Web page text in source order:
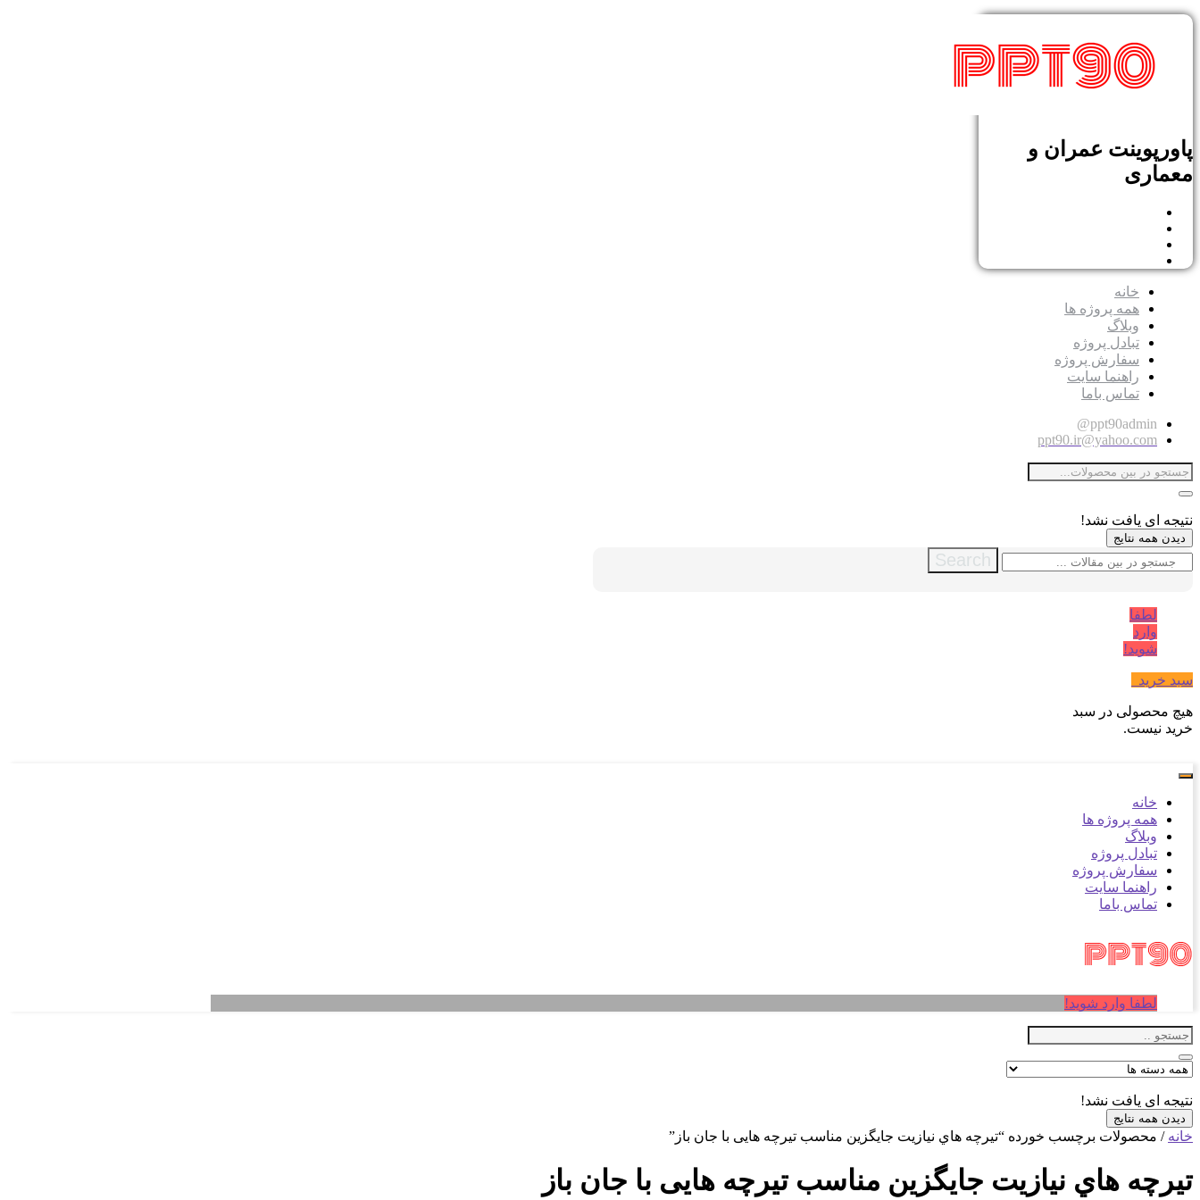
پاورپوینت عمران و
معماری
خانه
همه پروژه ها
وبلاگ
تبادل پروژه
سفارش پروژه
راهنما سایت
تماس باما
ppt90admin@
ppt90.ir@yahoo.com
نتیجه ای یافت نشد!
دیدن همه نتایج
Search
لطفا
وارد
شوید!
سبد خرید
هیچ محصولی در سبد
خرید نیست.
خانه
همه پروژه ها
وبلاگ
تبادل پروژه
سفارش پروژه
راهنما سایت
تماس باما
لطفا وارد شوید!
نتیجه ای یافت نشد!
دیدن همه نتایج
خانه / محصولات برچسب خورده “تيرچه هاي نيازيت جایگزین مناسب تیرچه هایی با جان باز”
تيرچه هاي نيازيت جایگزین مناسب تیرچه هایی با جان باز